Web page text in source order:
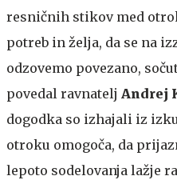
resničnih stikov med
potreb in želja, da se na
odzovemo povezano,
povedal ravnatelj Andrej
dogodka so izhajali iz
otroku omogoča, da
lepoto sodelovanja lažje